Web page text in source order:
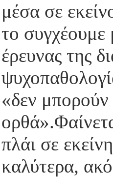
μέσα σε
το συγχέουμε
έρευνας της
«δεν μπορούν
πλάι σε
καλύτερα,